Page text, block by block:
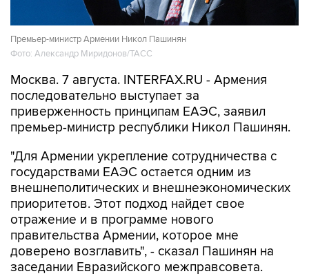
Премьер-министр Армении Никол Пашинян
Фото: Александр Миридонов/ТАСС
Москва. 7 августа. INTERFAX.RU - Армения
последовательно выступает за
приверженность принципам ЕАЭС, заявил
премьер-министр республики Никол Пашинян.
"Для Армении укрепление сотрудничества с
государствами ЕАЭС остается одним из
внешнеполитических и внешнеэкономических
приоритетов. Этот подход найдет свое
отражение и в программе нового
правительства Армении, которое мне
доверено возглавить", - сказал Пашинян на
заседании Евразийского межправсовета.